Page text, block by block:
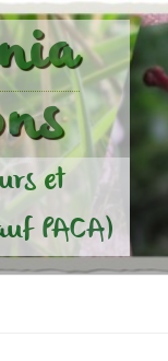
et
PACA)